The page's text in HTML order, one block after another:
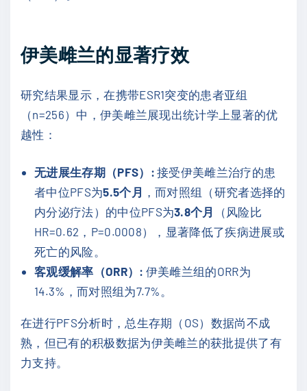
伊美雌兰的显著疗效
研究结果显示，在携带ESR1突变的患者亚组
（n=256）中，伊美雌兰展现出统计学上显著的优
越性：
无进展生存期（PFS）: 接受伊美雌兰治疗的患
者中位PFS为5.5个月
，而对照组（研究者选择的
内分泌疗法）的中位PFS为3.8个月
（风险比
HR=0.62，P=0.0008），显著降低了疾病进展或
死亡的风险。
客观缓解率（ORR）: 伊美雌兰组的ORR为
14.3%，而对照组为7.7%。
在进行PFS分析时，总生存期（OS）数据尚不成
熟，但已有的积极数据为伊美雌兰的获批提供了有
力支持。